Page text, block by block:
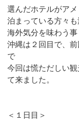
選んだホテルがアメ
泊まっている方々も
海外気分を味わう事
沖縄は２回目で、
で
今回は慌ただしい
て来ました。
＜１日目＞